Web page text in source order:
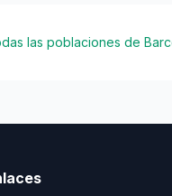
las poblaciones de